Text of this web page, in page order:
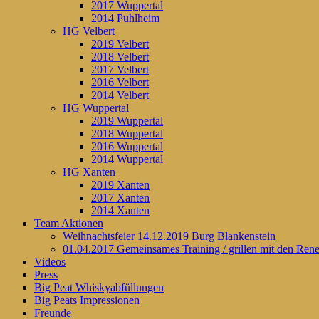
2017 Wuppertal
2014 Puhlheim
HG Velbert
2019 Velbert
2018 Velbert
2017 Velbert
2016 Velbert
2014 Velbert
HG Wuppertal
2019 Wuppertal
2018 Wuppertal
2016 Wuppertal
2014 Wuppertal
HG Xanten
2019 Xanten
2017 Xanten
2014 Xanten
Team Aktionen
Weihnachtsfeier 14.12.2019 Burg Blankenstein
01.04.2017 Gemeinsames Training / grillen mit den
Videos
Press
Big Peat Whiskyabfüllungen
Big Peats Impressionen
Freunde